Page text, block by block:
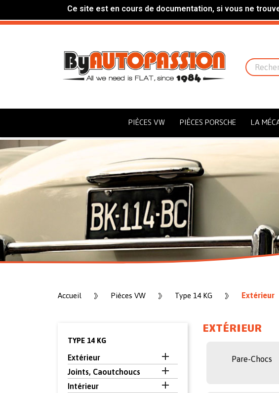
Ce site est en cours de documentation, si vous ne
PIÈCES VW PIÈCES PORSCHE LA
Accueil Pièces VW Type 14 KG Extérieur
TYPE 14 KG
Extérieur 
Joints, Caoutchoucs 
Intérieur 
EXTÉRIEUR
Pare-Chocs